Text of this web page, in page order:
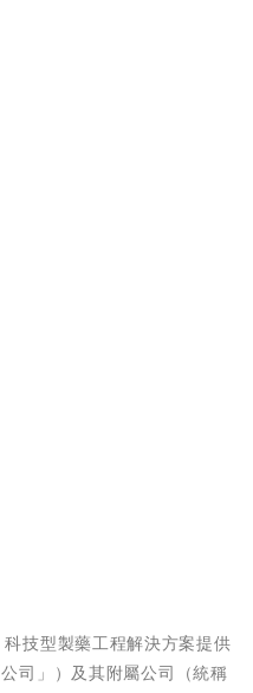
技型製藥工程解決方案提供
司」）及其附屬公司（統稱